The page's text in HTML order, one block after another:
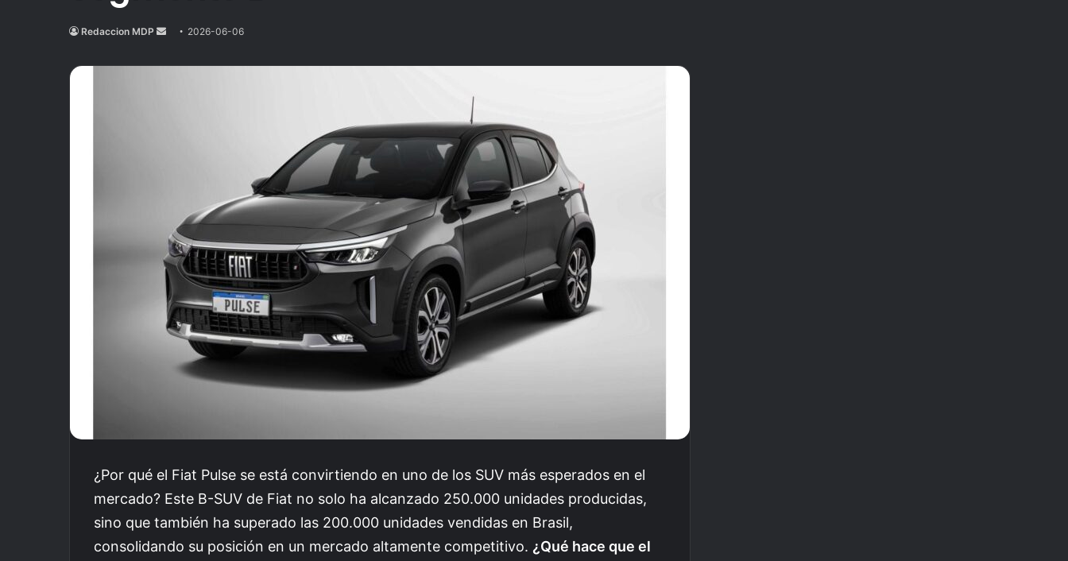
Redaccion MDP
Send
email
2026-06-06
¿Por qué el Fiat Pulse se está convirtiendo en uno de los SUV más esperados en el
mercado? Este B-SUV de Fiat no solo ha alcanzado 250.000 unidades producidas,
sino que también ha superado las 200.000 unidades vendidas en Brasil,
consolidando su posición en un mercado altamente competitivo. ¿Qué hace que el